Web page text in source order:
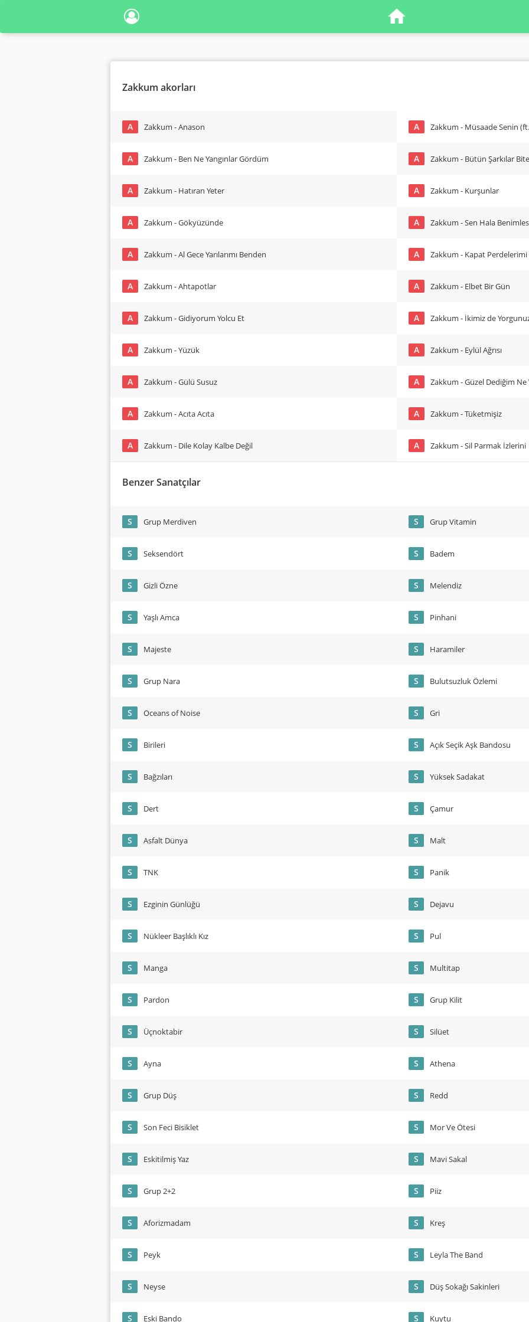
Zakkum akorları
A Zakkum - Anason
A Zakkum - Ben Ne Yangınlar Gördüm
A Zakkum - Hatıran Yeter
A Zakkum - Gökyüzünde
A Zakkum - Al Gece Yarılarımı Benden
A Zakkum - Ahtapotlar
A Zakkum - Gidiyorum Yolcu Et
A Zakkum - Yüzük
A Zakkum - Gülü Susuz
A Zakkum - Acıta Acıta
A Zakkum - Dile Kolay Kalbe Değil
A Zakkum - Müsaade Senin
A Zakkum - Bütün Şarkılar
A Zakkum - Kurşunlar
A Zakkum - Sen Hala
A Zakkum - Kapat Perdelerimi
A Zakkum - Elbet Bir Gün
A Zakkum - İkimiz de
A Zakkum - Eylül Ağrısı
A Zakkum - Güzel Dediğim Ne
A Zakkum - Tüketmişiz
A Zakkum - Sil Parmak İzlerini
Benzer Sanatçılar
S Grup Merdiven
S Seksendört
S Gizli Özne
S Yaşlı Amca
S Majeste
S Grup Nara
S Oceans of Noise
S Birileri
S Bağzıları
S Dert
S Asfalt Dünya
S TNK
S Ezginin Günlüğü
S Nükleer Başlıklı Kız
S Manga
S Pardon
S Üçnoktabir
S Ayna
S Grup Düş
S Son Feci Bisiklet
S Eskitilmiş Yaz
S Grup 2+2
S Aforizmadam
S Peyk
S Neyse
S Eski Bando
S Grup Vitamin
S Badem
S Melendiz
S Pinhani
S Haramiler
S Bulutsuzluk Özlemi
S Gri
S Açık Seçik Aşk Bandosu
S Yüksek Sadakat
S Çamur
S Malt
S Panik
S Dejavu
S Pul
S Multitap
S Grup Kilit
S Silüet
S Athena
S Redd
S Mor Ve Ötesi
S Mavi Sakal
S Piiz
S Kreş
S Leyla The Band
S Düş Sokağı Sakinleri
S Kuytu